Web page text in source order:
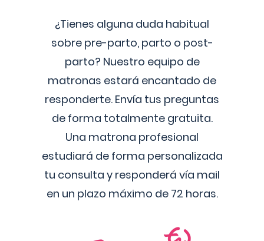
¿Tienes alguna duda habitual
sobre pre-parto, parto o post-
parto? Nuestro equipo de
matronas estará encantado de
responderte. Envía tus preguntas
de forma totalmente gratuita.
Una matrona profesional
estudiará de forma personalizada
tu consulta y responderá vía mail
en un plazo máximo de 72 horas.